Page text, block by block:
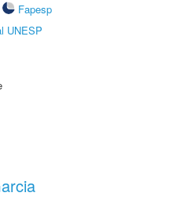
Fapesp
UNESP